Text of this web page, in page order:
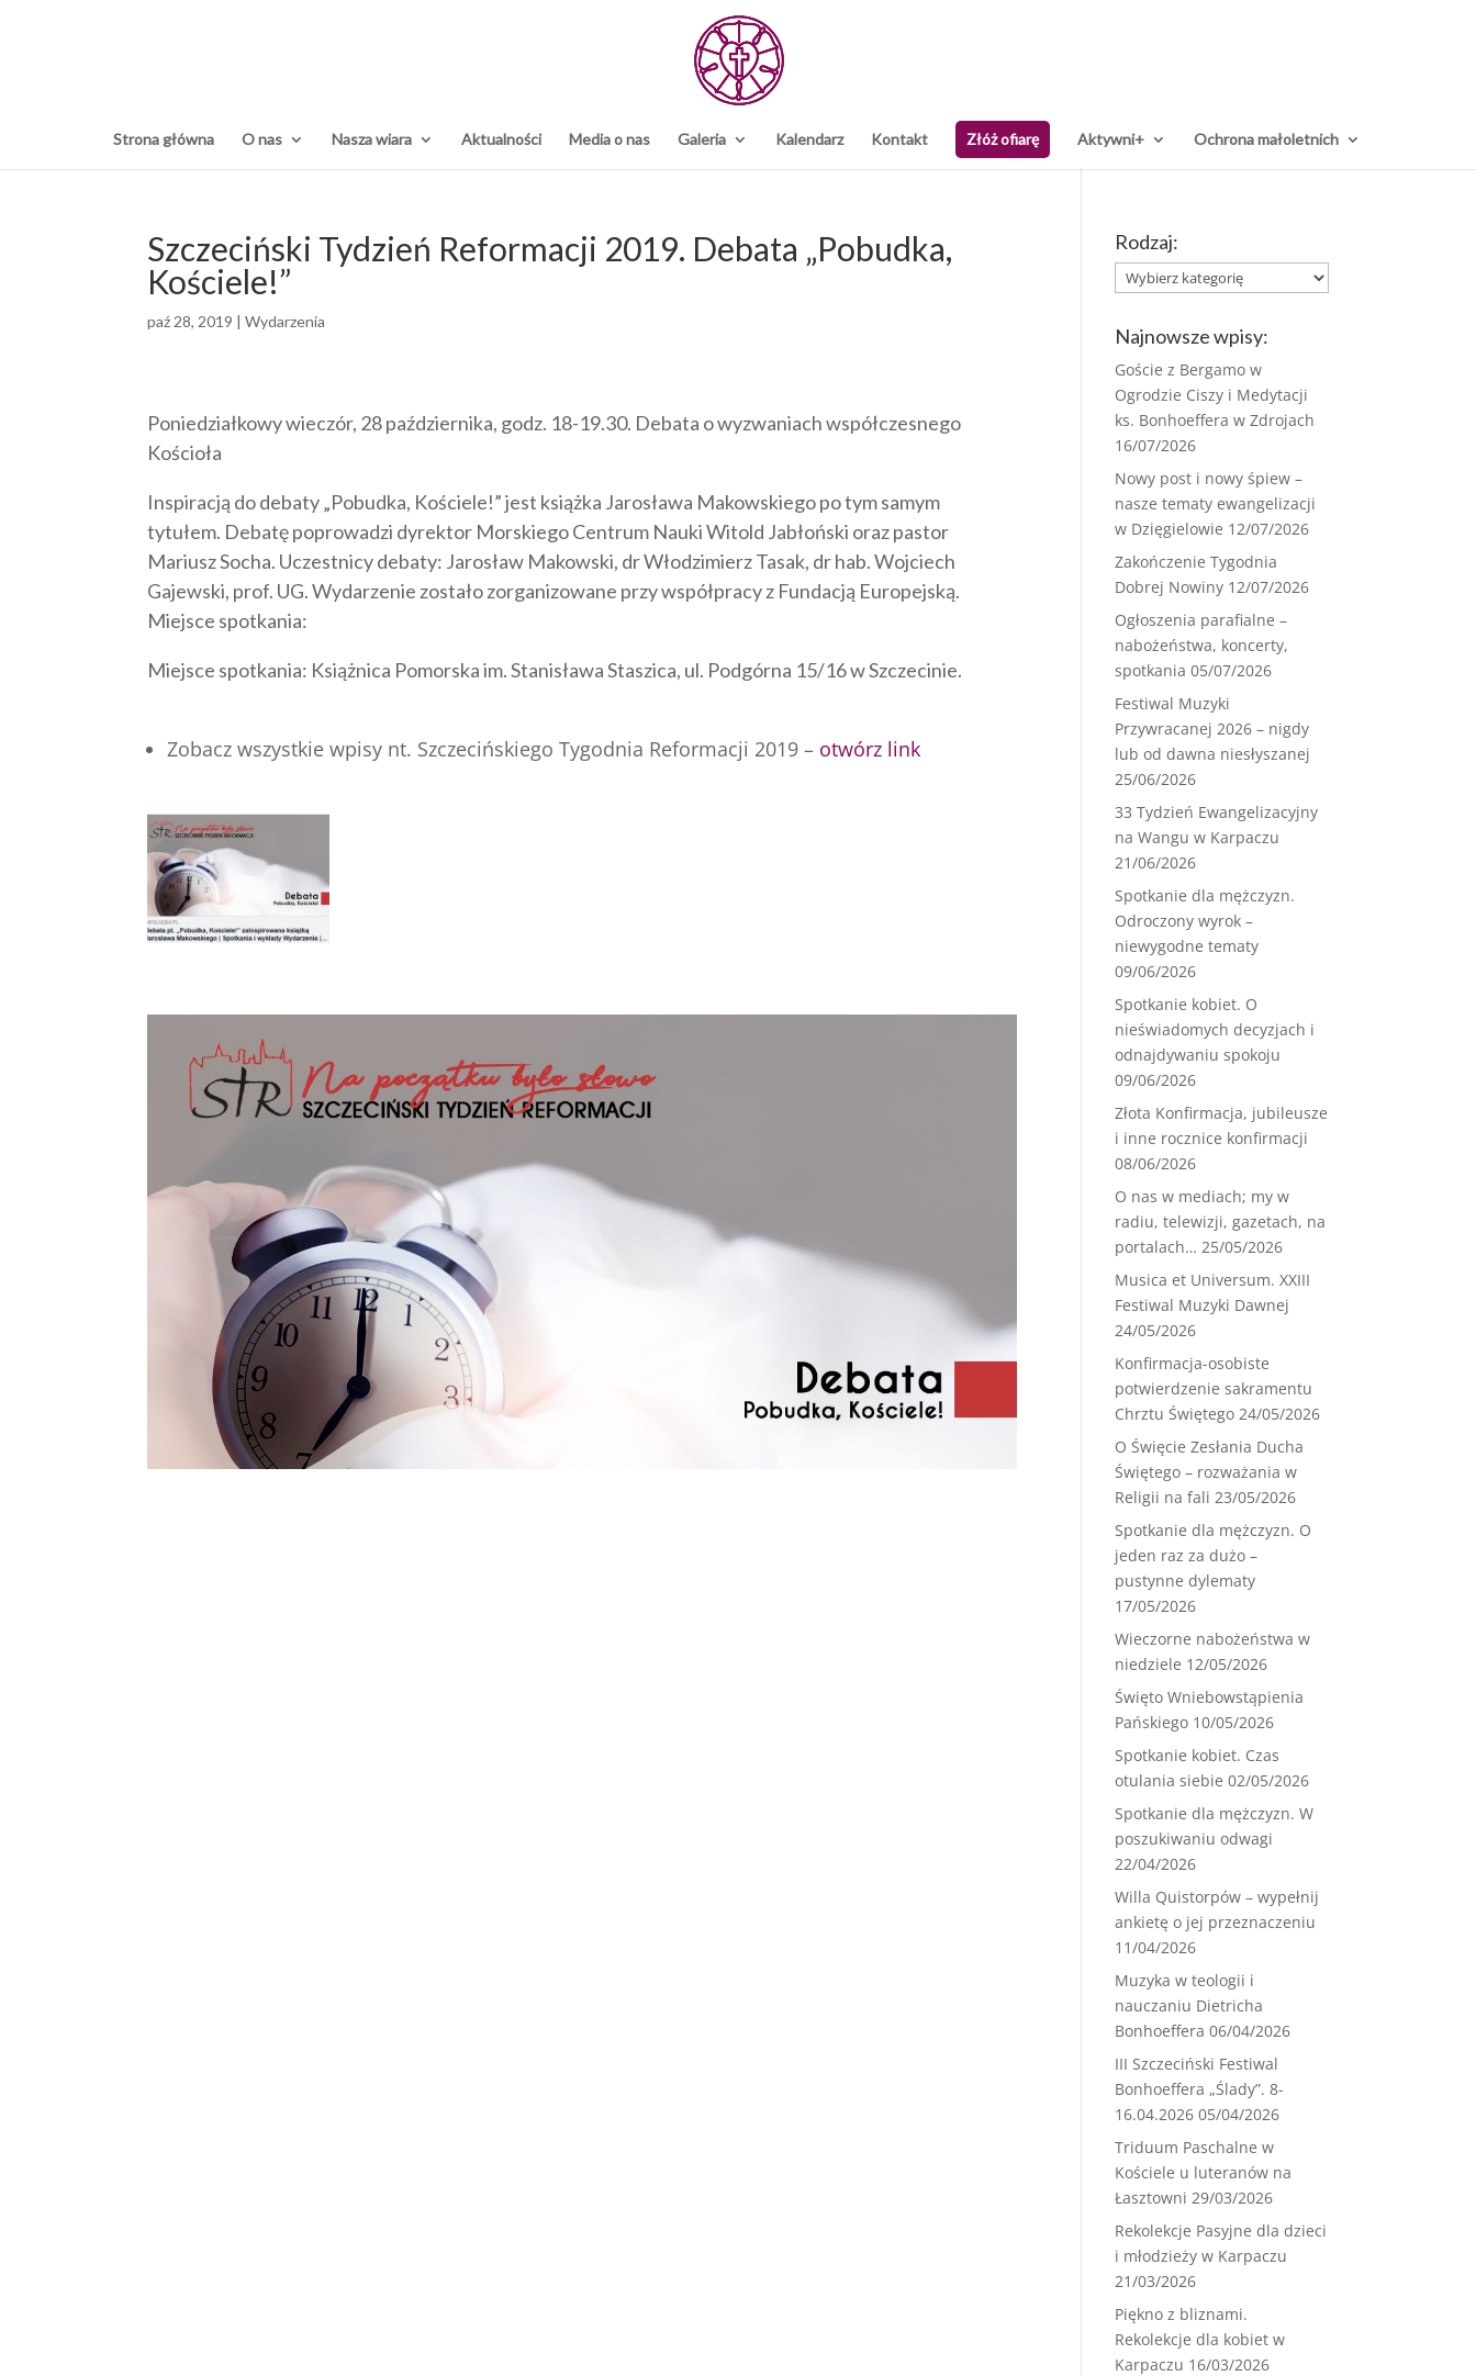
Strona główna O nas Nasza wiara Aktualności Media o nas Galeria Kalendarz Kontakt Złóż ofiarę Aktywni+ Ochrona małoletnich
Szczeciński Tydzień Reformacji 2019. Debata „Pobudka,
Kościele!”
paź 28, 2019 |Wydarzenia
Poniedziałkowy wieczór, 28 października, godz. 18-19.30. Debata o wyzwaniach współczesnego
Kościoła
Inspiracją do debaty „Pobudka, Kościele!” jest książka Jarosława Makowskiego po tym samym
tytułem. Debatę poprowadzi dyrektor Morskiego Centrum Nauki Witold Jabłoński oraz pastor
Mariusz Socha. Uczestnicy debaty: Jarosław Makowski, dr Włodzimierz Tasak, dr hab. Wojciech
Gajewski, prof. UG. Wydarzenie zostało zorganizowane przy współpracy z Fundacją Europejską.
Miejsce spotkania:
Miejsce spotkania: Książnica Pomorska im. Stanisława Staszica, ul. Podgórna 15/16 w Szczecinie.
Zobacz wszystkie wpisy nt. Szczecińskiego Tygodnia Reformacji 2019 – otwórz link
Rodzaj:
Rodzaj:
Najnowsze wpisy:
Goście z Bergamo w
Ogrodzie Ciszy i Medytacji
ks. Bonhoeffera w Zdrojach
16/07/2026
Nowy post i nowy śpiew –
nasze tematy ewangelizacji
w Dzięgielowie 12/07/2026
Zakończenie Tygodnia
Dobrej Nowiny 12/07/2026
Ogłoszenia parafialne –
nabożeństwa, koncerty,
spotkania 05/07/2026
Festiwal Muzyki
Przywracanej 2026 – nigdy
lub od dawna niesłyszanej
25/06/2026
33 Tydzień Ewangelizacyjny
na Wangu w Karpaczu
21/06/2026
Spotkanie dla mężczyzn.
Odroczony wyrok –
niewygodne tematy
09/06/2026
Spotkanie kobiet. O
nieświadomych decyzjach i
odnajdywaniu spokoju
09/06/2026
Złota Konfirmacja, jubileusze
i inne rocznice konfirmacji
08/06/2026
O nas w mediach; my w
radiu, telewizji, gazetach, na
portalach… 25/05/2026
Musica et Universum. XXIII
Festiwal Muzyki Dawnej
24/05/2026
Konfirmacja-osobiste
potwierdzenie sakramentu
Chrztu Świętego 24/05/2026
O Święcie Zesłania Ducha
Świętego – rozważania w
Religii na fali 23/05/2026
Spotkanie dla mężczyzn. O
jeden raz za dużo –
pustynne dylematy
17/05/2026
Wieczorne nabożeństwa w
niedziele 12/05/2026
Święto Wniebowstąpienia
Pańskiego 10/05/2026
Spotkanie kobiet. Czas
otulania siebie 02/05/2026
Spotkanie dla mężczyzn. W
poszukiwaniu odwagi
22/04/2026
Willa Quistorpów – wypełnij
ankietę o jej przeznaczeniu
11/04/2026
Muzyka w teologii i
nauczaniu Dietricha
Bonhoeffera 06/04/2026
III Szczeciński Festiwal
Bonhoeffera „Ślady”. 8-
16.04.2026 05/04/2026
Triduum Paschalne w
Kościele u luteranów na
Łasztowni 29/03/2026
Rekolekcje Pasyjne dla dzieci
i młodzieży w Karpaczu
21/03/2026
Piękno z bliznami.
Rekolekcje dla kobiet w
Karpaczu 16/03/2026